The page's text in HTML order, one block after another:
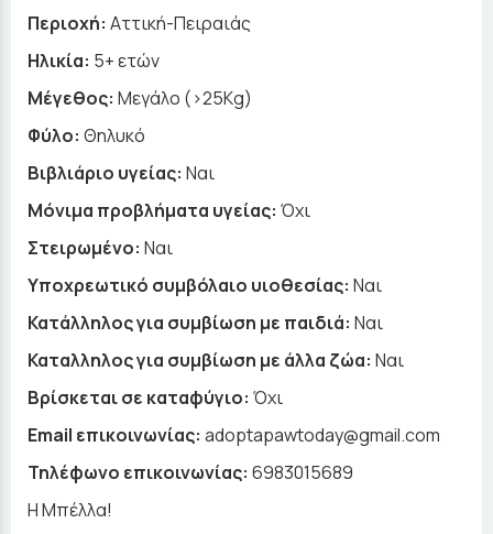
Περιοχή: Αττική-Πειραιάς
Ηλικία: 5+ ετών
Μέγεθος: Μεγάλο (>25Kg)
Φύλο: Θηλυκό
Βιβλιάριο υγείας: Ναι
Μόνιμα προβλήματα υγείας: Όχι
Στειρωμένο: Ναι
Υποχρεωτικό συμβόλαιο υιοθεσίας: Ναι
Κατάλληλος για συμβίωση με παιδιά: Ναι
Καταλληλος για συμβίωση με άλλα ζώα: Ναι
Βρίσκεται σε καταφύγιο: Όχι
Email επικοινωνίας: adoptapawtoday@gmail.com
Τηλέφωνο επικοινωνίας: 6983015689
Η Μπέλλα!